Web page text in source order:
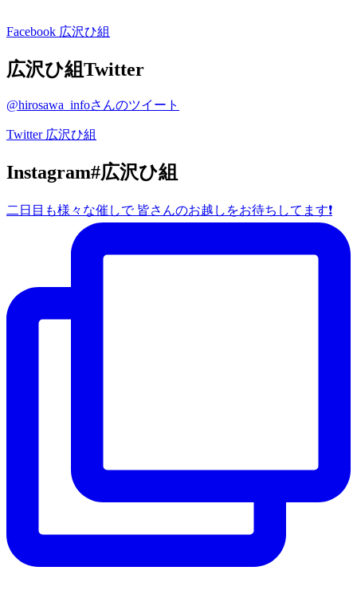
Facebook 広沢ひ組
広沢ひ組Twitter
@hirosawa_infoさんのツイート
Twitter 広沢ひ組
Instagram#広沢ひ組
二日目も様々な催しで 皆さんのお越しをお待ちしてます❗